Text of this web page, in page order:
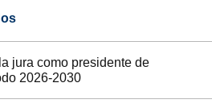
jura como presidente de
2026-2030